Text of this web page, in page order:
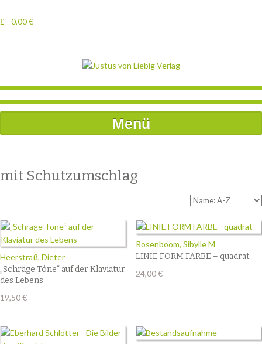
0,00€
Menü
mit Schutzumschlag
Heerstraß, Dieter
„Schräge Töne“ auf der Klaviatur
des Lebens
19,50€
Rosenboom, Sibylle M
LINIE FORM FARBE – quadrat
24,00€